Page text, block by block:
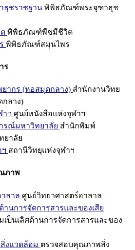
ชราชฐาน พิพิธภัณฑ์พระจุฑาธุช
พิพิธภัณฑ์พืชมีชีวิต
พิพิธภัณฑ์สมุนไพร
ร
ากร (หอสมุดกลาง) สำนักงานวิทย
กลาง)
าฯ ศูนย์หนังสือแห่งจุฬาฯ
รณ์มหาวิทยาลัย สำนักพิมพ์
ยาลัย
สถานีวิทยุแห่งจุฬาฯ
ภาพ
ลาล ศูนย์วิทยาศาสตร์ฮาลาล
านการจัดการสารและของเสีย
เป็นเลิศด้านการจัดการสารและของ
งแวดล้อม ตรวจสอบคุณภาพสิ่ง